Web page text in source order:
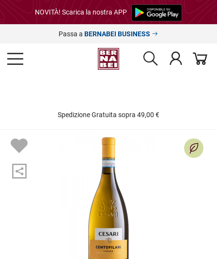
NOVITÀ! Scarica la nostra APP
Passa a BERNABEI BUSINESS
Spedizione Gratuita sopra 49,00 €